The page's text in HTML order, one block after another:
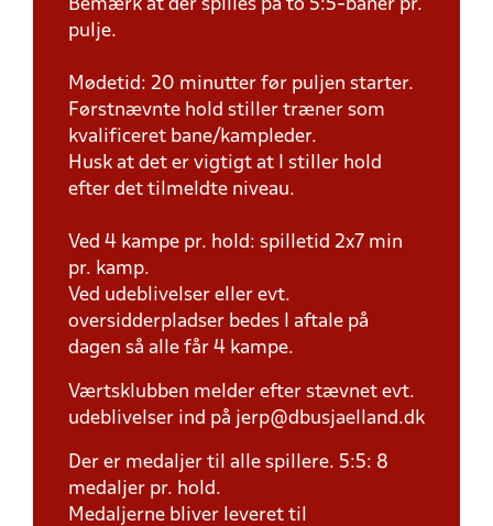
Bemærk at der spilles på to 5:5-baner pr.
pulje.
Mødetid: 20 minutter før puljen starter.
Førstnævnte hold stiller træner som
kvalificeret bane/kampleder.
Husk at det er vigtigt at I stiller hold
efter det tilmeldte niveau.
Ved 4 kampe pr. hold: spilletid 2x7 min
pr. kamp.
Ved udeblivelser eller evt.
oversidderpladser bedes I aftale på
dagen så alle får 4 kampe.
Værtsklubben melder efter stævnet evt.
udeblivelser ind på jerp@dbusjaelland.dk
Der er medaljer til alle spillere. 5:5: 8
medaljer pr. hold.
Medaljerne bliver leveret til